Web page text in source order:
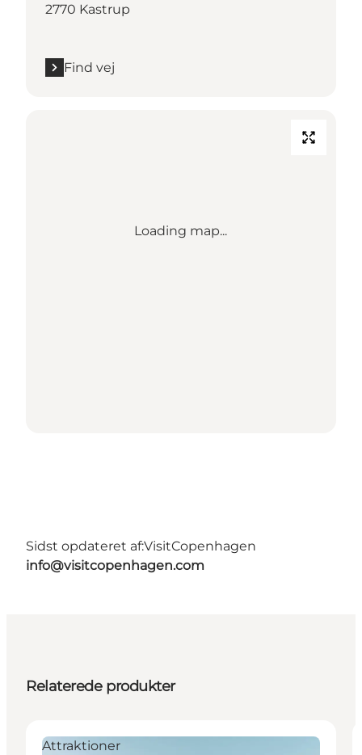
2770 Kastrup
Find vej
Loading map...
Sidst opdateret af:VisitCopenhagen
info@visitcopenhagen.com
Relaterede produkter
Attraktioner